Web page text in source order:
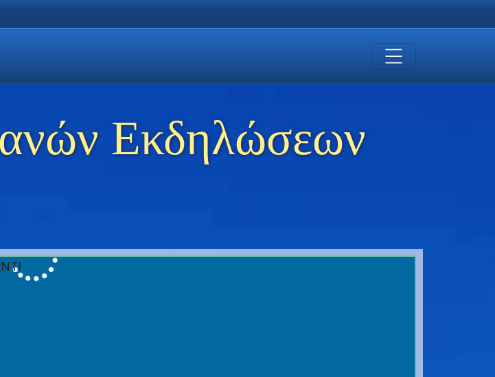
Εκδηλώσεων